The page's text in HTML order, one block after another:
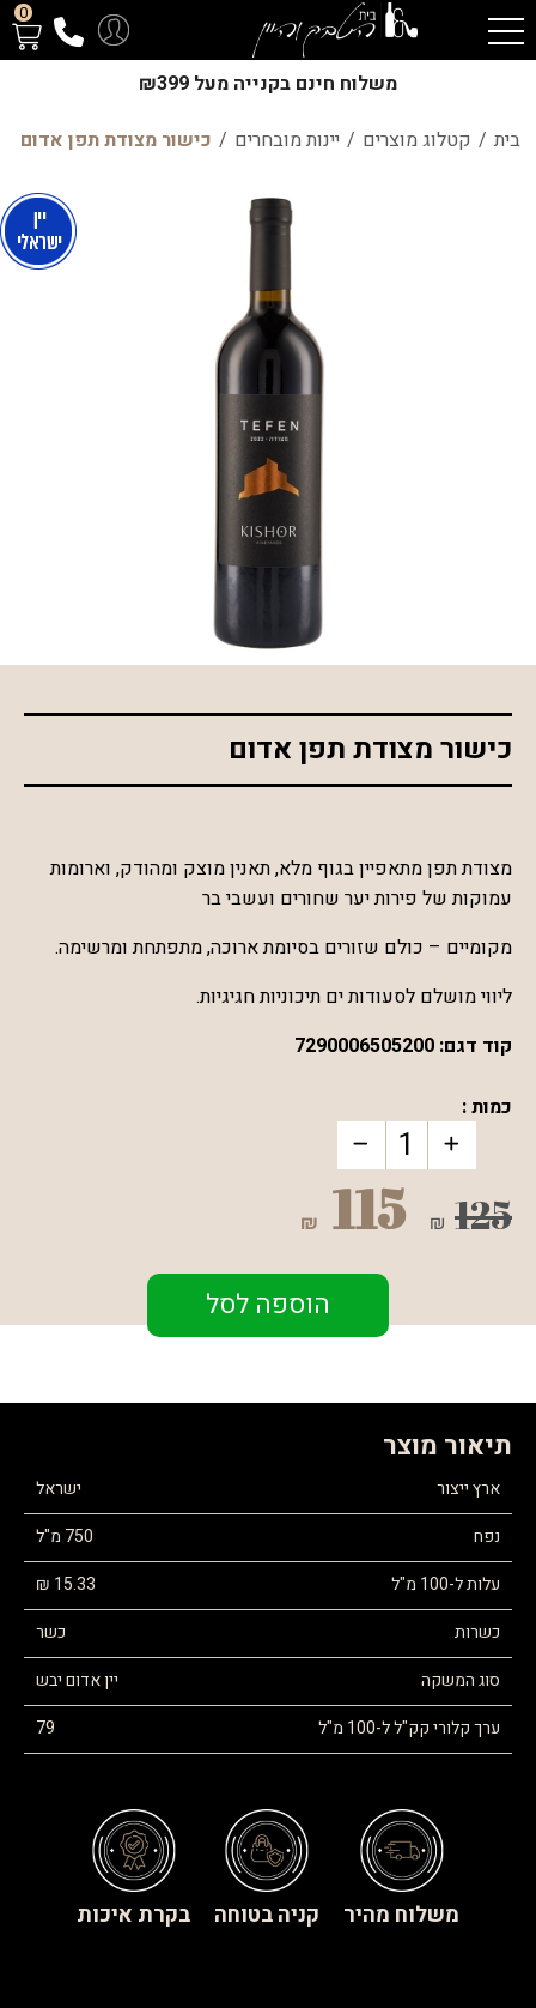
0
משלוח חינם בקנייה מעל ₪399
בית / קטלוג מוצרים / יינות מובחרים / כישור מצודת תפן אדום
כישור מצודת תפן אדום
מצודת תפן מתאפיין בגוף מלא, תאנין מוצק ומהודק, וארומות
עמוקות של פירות יער שחורים ועשבי בר
מקומיים – כולם שזורים בסיומת ארוכה, מתפתחת ומרשימה.
ליווי מושלם לסעודות ים תיכוניות חגיגיות.
קוד דגם: 7290006505200
כמות :
125
₪
115
₪
הוספה לסל
תיאור מוצר
ארץ ייצור
ישראל
נפח
750 מ"ל
עלות ל-100 מ"ל
15.33 ₪
כשרות
כשר
סוג המשקה
יין אדום יבש
ערך קלורי קק"ל ל-100 מ"ל
79
משלוח מהיר קניה בטוחה בקרת איכות